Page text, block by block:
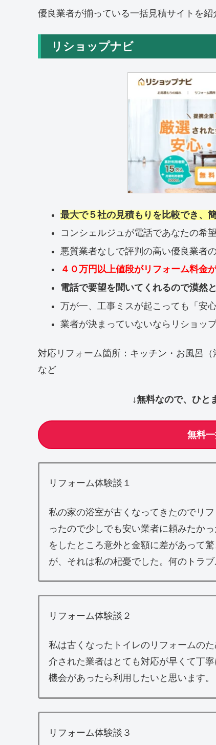
優良業者が揃っている一括見積サイトを
リショップナビ
最大で５社の見積もりを比較でき、
コンシェルジュが電話であなたの希
悪質業者なしで評判の高い優良業者
４０万円以上値段がリフォーム料金
電話で要望を聞いてくれるので漠然
万が一、工事ミスが起こっても「安
業者が決まっていないならリショッ
対応リフォーム箇所：キッチン・お風呂
など
↓無料なので、ひと
無料
リフォーム体験談１
私の家の浴室が古くなってきたのでリ
ったので少しでも安い業者に頼みたか
をしたところ意外と金額に差があって
が、それは私の杞憂でした。何のトラ
リフォーム体験談２
私は古くなったトイレのリフォームの
介された業者はとても対応が早くて丁
機会があったら利用したいと思います。
リフォーム体験談３